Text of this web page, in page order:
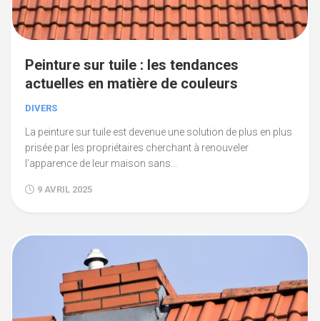
Peinture sur tuile : les tendances
actuelles en matière de couleurs
DIVERS
La peinture sur tuile est devenue une solution de plus en plus
prisée par les propriétaires cherchant à renouveler
l’apparence de leur maison sans...
9 AVRIL 2025